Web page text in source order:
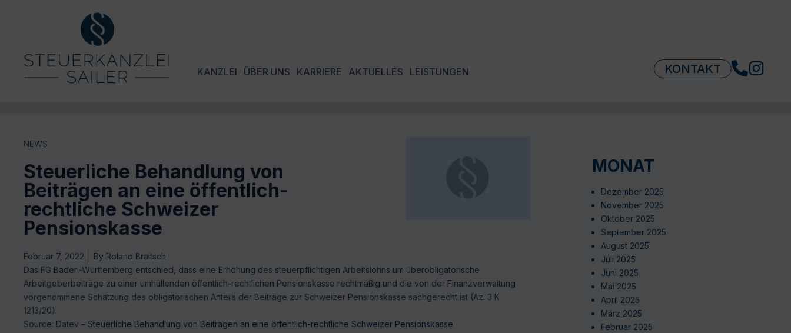
KANZLEI ÜBER UNS KARRIERE AKTUELLES LEISTUNGEN KONTAKT
NEWS
Steuerliche Behandlung von
Beiträgen an eine öffentlich-
rechtliche Schweizer
Pensionskasse
Februar 7, 2022 By Roland Braitsch
Das FG Baden-Württemberg entschied, dass eine Erhöhung des steuerpflichtigen Arbeitslohns um überobligatorische
Arbeitgeberbeiträge zu einer umhüllenden öffentlich-rechtlichen Pensionskasse rechtmäßig und die von der Finanzverwaltung
vorgenommene Schätzung des obligatorischen Anteils der Beiträge zur Schweizer Pensionskasse sachgerecht ist (Az. 3 K
1213/20).
Source: Datev – Steuerliche Behandlung von Beiträgen an eine öffentlich-rechtliche Schweizer Pensionskasse
MONAT
Dezember 2025
November 2025
Oktober 2025
September 2025
August 2025
Juli 2025
Juni 2025
Mai 2025
April 2025
März 2025
Februar 2025